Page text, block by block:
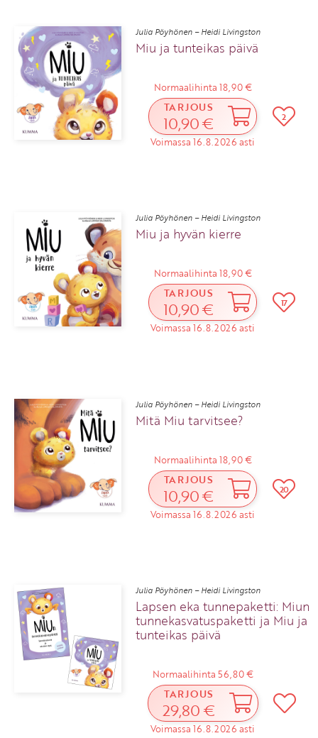
Julia Pöyhönen – Heidi Livingston
Miu ja tunteikas päivä
Normaalihinta 18,90 €
TARJOUS
10,90 €
Voimassa 16.8.2026 asti
2
Julia Pöyhönen – Heidi Livingston
Miu ja hyvän kierre
Normaalihinta 18,90 €
TARJOUS
10,90 €
Voimassa 16.8.2026 asti
17
Julia Pöyhönen – Heidi Livingston
Mitä Miu tarvitsee?
Normaalihinta 18,90 €
TARJOUS
10,90 €
Voimassa 16.8.2026 asti
20
Julia Pöyhönen – Heidi Livingston
Lapsen eka tunnepaketti: Miun
tunnekasvatuspaketti ja Miu ja
tunteikas päivä
Normaalihinta 56,80 €
TARJOUS
29,80 €
Voimassa 16.8.2026 asti